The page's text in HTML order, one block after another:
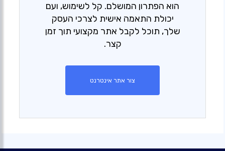
הוא הפתרון המושלם. קל לשימוש, ועם
יכולת התאמה אישית לצרכי העסק
שלך, תוכל לקבל אתר מקצועי תוך זמן
קצר.
צור אתר אינטרנט